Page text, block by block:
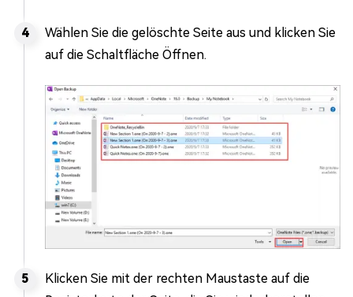
Wählen Sie die gelöschte Seite aus und klicken Sie
auf die Schaltfläche Öffnen.
Klicken Sie mit der rechten Maustaste auf die